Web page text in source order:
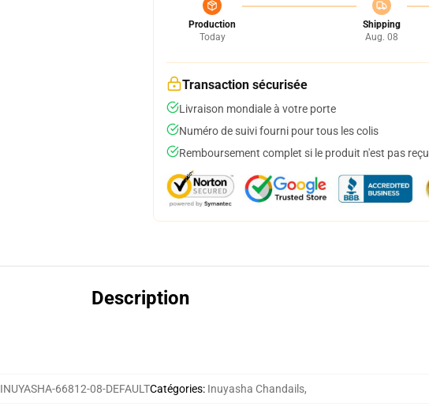
Production
Today
Shipping
Aug. 08
Transaction sécurisée
Livraison mondiale à votre porte
Numéro de suivi fourni pour tous les colis
Remboursement complet si le produit n'est pas reçu
Description
INUYASHA-66812-08-DEFAULTCatégories: Inuyasha Chandails,